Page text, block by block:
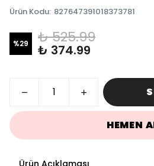
Ürün Kodu: 827647391018373781
%29 ₺ 525.99
₺ 374.99
HEMEN
Ürün Açıklaması